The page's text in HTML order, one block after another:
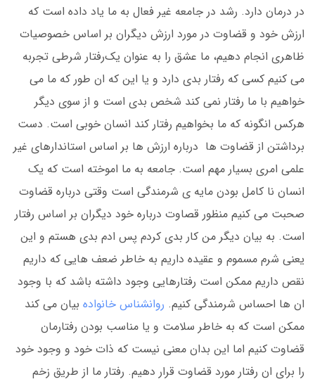
در درمان دارد. رشد در جامعه غیر فعال به ما یاد داده است که
ارزش خود و قضاوت در مورد ارزش دیگران بر اساس خصوصیات
ظاهری انجام دهیم، ما عشق را به عنوان یک‌رفتار شرطی تجربه
می کنیم کسی که رفتار بدی دارد و‌ یا این که ان طور که‌ ما می
خواهیم با ما رفتار نمی کند شخص بدی است و از سوی دیگر
هرکس انگونه که ما بخواهیم رفتار کند انسان خوبی است. دست
برداشتن از قضاوت ها درباره ارزش ها بر اساس استاندارهای غیر
علمی امری بسیار مهم است. جامعه به ما اموخته است که یک
انسان نا کامل بودن مایه ی شرمندگی است وقتی درباره قضاوت
صحبت می کنیم منظور قصاوت درباره خود دیگران بر اساس رفتار
است. به بیان دیگر من کار بدی کردم‌ پس ادم بدی هستم و این
یعنی شرم مسموم و عقیده داریم به خاطر ضعف هایی که داریم
نقص داریم ممکن است رفتارهایی وجود داشته باشد که با وجود
ان ها احساس شرمندگی کنیم. روانشناس خانواده بیان می کند
ممکن است که به خاطر سلامت و یا مناسب بودن رفتارمان
قضاوت کنیم اما این بدان معنی نیست که ذات خود و‌ وجود خود
را برای ان رفتار مورد قضاوت قرار دهیم. رفتار ما از طریق زخم